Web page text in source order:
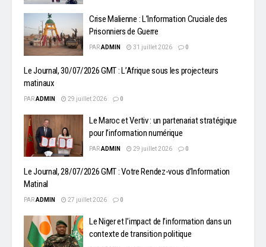
Crise Malienne : L’Information Cruciale des
Prisonniers de Guerre
PARADMIN 31 juillet 2026 0
Le Journal, 30/07/2026 GMT : L’Afrique sous les projecteurs
matinaux
PARADMIN 29 juillet 2026 0
Le Maroc et Vertiv : un partenariat stratégique
pour l’information numérique
PARADMIN 29 juillet 2026 0
Le Journal, 28/07/2026 GMT : Votre Rendez-vous d’Information
Matinal
PARADMIN 27 juillet 2026 0
Le Niger et l’impact de l’information dans un
contexte de transition politique